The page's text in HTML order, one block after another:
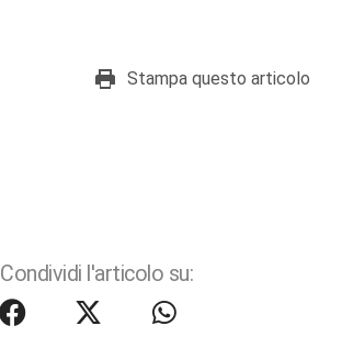
Stampa questo articolo
Condividi l'articolo su: